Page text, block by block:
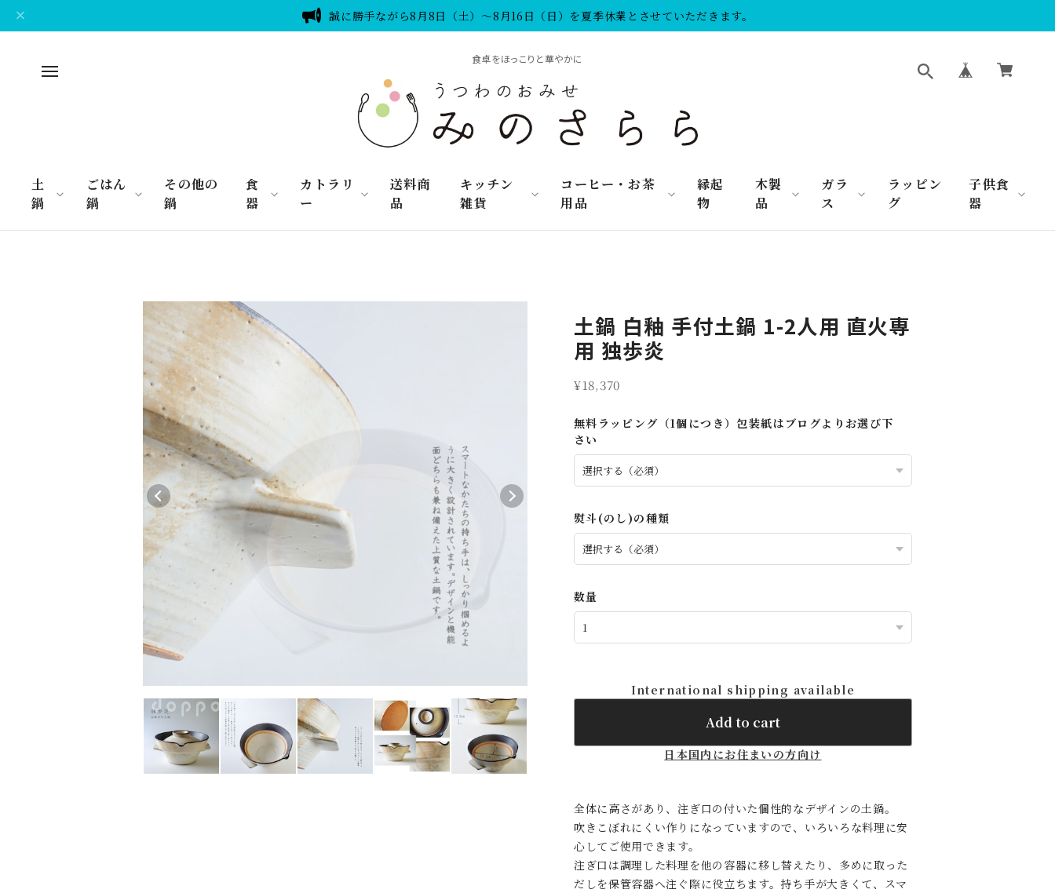
誠に勝手ながら8月8日（土）～8月16日（日）を夏季休業とさせていただきます。
食卓をほっこりと華やかに
土
鍋
ごはん
鍋
その他の
鍋
食
器
カトラリ
ー
送料商
品
キッチン
雑貨
コーヒー・お茶
用品
縁起
物
木製
品
ガラ
ス
ラッピン
グ
子供食
器
土鍋 白釉 手付土鍋 1-2人用 直火専
用 独歩炎
¥18,370
無料ラッピング（1個につき）包装紙はブログよりお選び下
さい
熨斗(のし)の種類
数量
International shipping available
Add to cart
日本国内にお住まいの方向け
全体に高さがあり、注ぎ口の付いた個性的なデザインの土鍋。
吹きこぼれにくい作りになっていますので、いろいろな料理に安
心してご使用できます。
注ぎ口は調理した料理を他の容器に移し替えたり、多めに取った
だしを保管容器へ注ぐ際に役立ちます。持ち手が大きくて、スマ